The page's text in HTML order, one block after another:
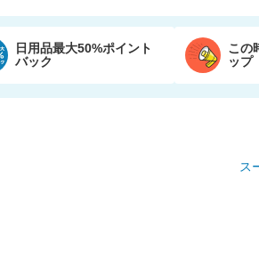
日用品最大50%ポイント
バック
この
ップ
ス